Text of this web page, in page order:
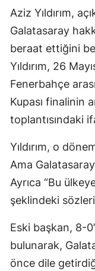
Aziz Yıldırım,
Galatasaray
beraat ettiğini
Yıldırım, 26
Fenerbahçe
Kupası finalinin
toplantısındaki
Yıldırım, o
Ama
Ayrıca “Bu
şeklindeki
Eski başkan, 8-
bulunarak,
önce dile